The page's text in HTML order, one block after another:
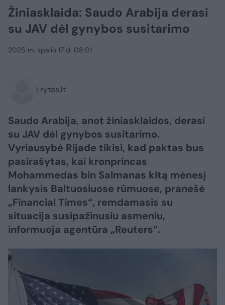
Žiniasklaida: Saudo Arabija derasi
su JAV dėl gynybos susitarimo
2025 m. spalio 17 d. 08:01
Lrytas.lt
Saudo Arabija, anot žiniasklaidos, derasi
su JAV dėl gynybos susitarimo.
Vyriausybė Rijade tikisi, kad paktas bus
pasirašytas, kai kronprincas
Mohammedas bin Salmanas kitą mėnesį
lankysis Baltuosiuose rūmuose, pranešė
„Financial Times“, remdamasis su
situacija susipažinusiu asmeniu,
informuoja agentūra „Reuters“.